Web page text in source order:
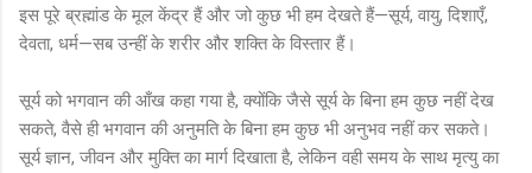
इस पूरे ब्रह्मांड के मूल केंद्र हैं और जो कुछ भी हम देखते हैं—सूर्य, वायु, दिशाएँ,
देवता, धर्म—सब उन्हीं के शरीर और शक्ति के विस्तार हैं।
सूर्य को भगवान की आँख कहा गया है, क्योंकि जैसे सूर्य के बिना हम कुछ नहीं देख
सकते, वैसे ही भगवान की अनुमति के बिना हम कुछ भी अनुभव नहीं कर सकते।
सूर्य ज्ञान, जीवन और मुक्ति का मार्ग दिखाता है, लेकिन वही समय के साथ मृत्यु का